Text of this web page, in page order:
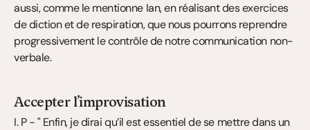
aussi, comme le mentionne Ian, en réalisant des exercices
de diction et de respiration, que nous pourrons reprendre
progressivement le contrôle de notre communication non-
verbale.
Accepter l’improvisation
I. P - " Enfin, je dirai qu’il est essentiel de se mettre dans un